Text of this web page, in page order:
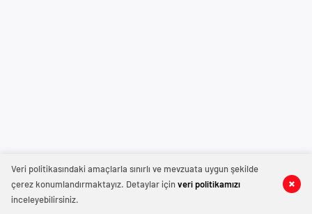
Veri politikasındaki amaçlarla sınırlı ve mevzuata uygun şekilde
çerez konumlandırmaktayız. Detaylar içinveri politikamızı
inceleyebilirsiniz.